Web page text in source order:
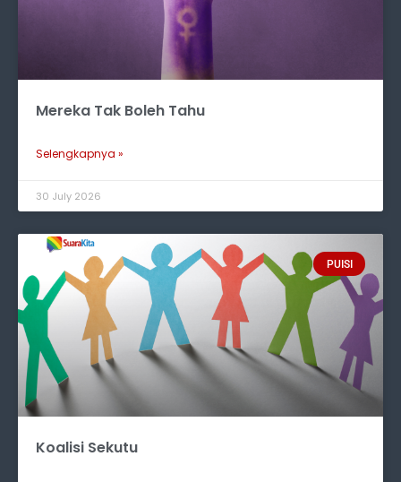
Mereka Tak Boleh Tahu
Selengkapnya »
30 July 2026
PUISI
Koalisi Sekutu